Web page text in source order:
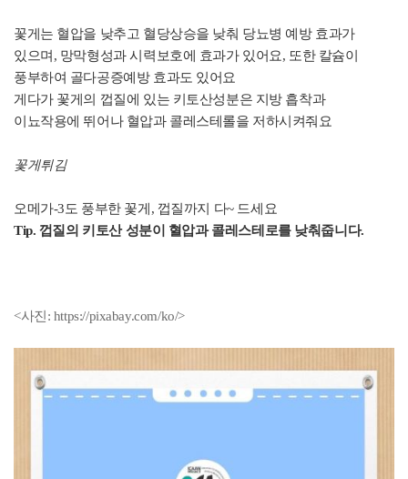
꽃게는 혈압을 낮추고 혈당상승을 낮춰 당뇨병 예방 효과가
있으며, 망막형성과 시력보호에 효과가 있어요, 또한 칼슘이
풍부하여 골다공증예방 효과도 있어요
게다가 꽃게의 껍질에 있는 키토산성분은 지방 흡착과
이뇨작용에 뛰어나 혈압과 콜레스테롤을 저하시켜줘요
꽃게튀김
오메가-3도 풍부한 꽃게, 껍질까지 다~ 드세요
Tip. 껍질의 키토산 성분이 혈압과 콜레스테로를 낮춰줍니다.
<사진: https://pixabay.com/ko/>